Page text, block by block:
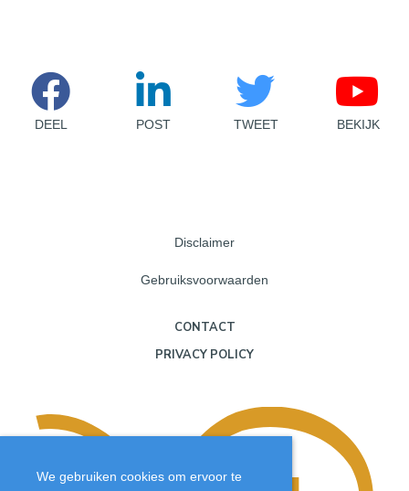
DEEL POST TWEET BEKIJK
Disclaimer
Gebruiksvoorwaarden
CONTACT
PRIVACY POLICY
We gebruiken cookies om ervoor te